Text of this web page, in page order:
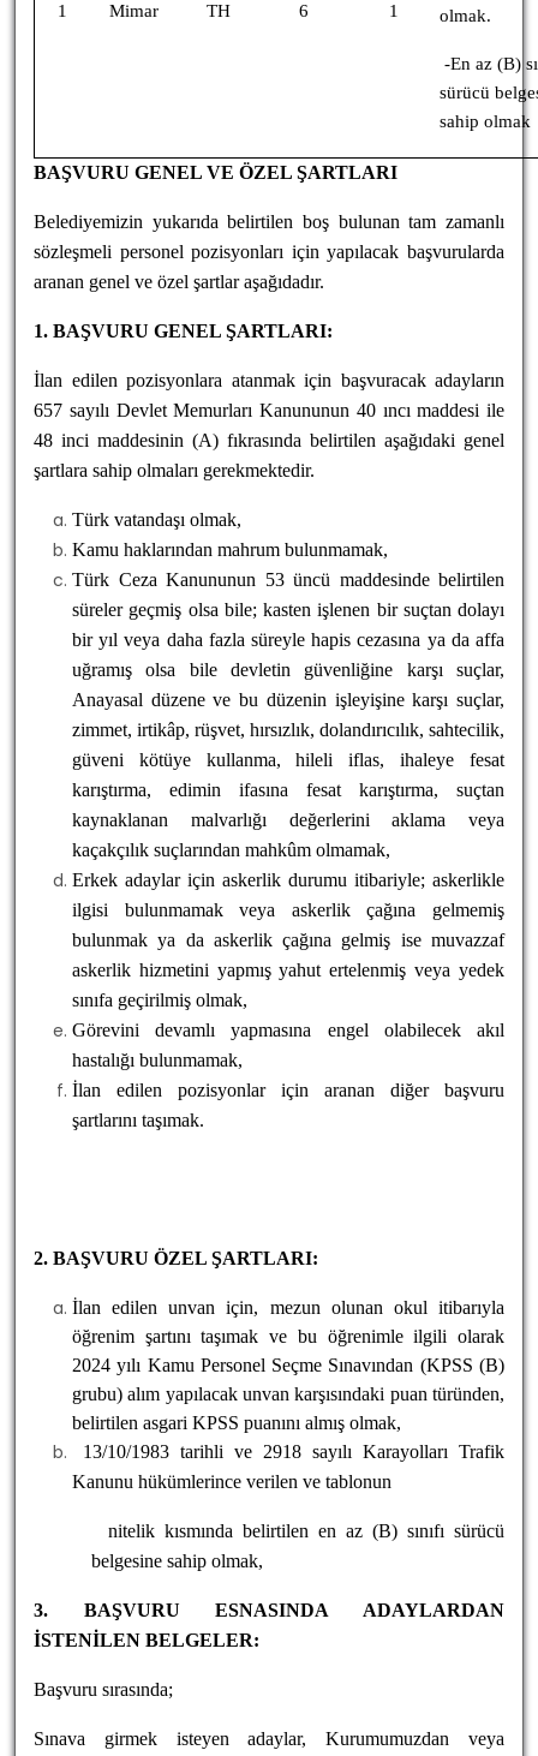
1 Mimar TH 6 1
olmak.
-En az (B)
sürücü
sahip olmak
BAŞVURU GENEL VE ÖZEL ŞARTLARI
Belediyemizin yukarıda belirtilen boş bulunan tam zamanlı
sözleşmeli personel pozisyonları için yapılacak başvurularda
aranan genel ve özel şartlar aşağıdadır.
1. BAŞVURU GENEL ŞARTLARI:
İlan edilen pozisyonlara atanmak için başvuracak adayların
657 sayılı Devlet Memurları Kanununun 40 ıncı maddesi ile
48 inci maddesinin (A) fıkrasında belirtilen aşağıdaki genel
şartlara sahip olmaları gerekmektedir.
Türk vatandaşı olmak,
Kamu haklarından mahrum bulunmamak,
Türk Ceza Kanununun 53 üncü maddesinde belirtilen
süreler geçmiş olsa bile; kasten işlenen bir suçtan dolayı
bir yıl veya daha fazla süreyle hapis cezasına ya da affa
uğramış olsa bile devletin güvenliğine karşı suçlar,
Anayasal düzene ve bu düzenin işleyişine karşı suçlar,
zimmet, irtikâp, rüşvet, hırsızlık, dolandırıcılık, sahtecilik,
güveni kötüye kullanma, hileli iflas, ihaleye fesat
karıştırma, edimin ifasına fesat karıştırma, suçtan
kaynaklanan malvarlığı değerlerini aklama veya
kaçakçılık suçlarından mahkûm olmamak,
Erkek adaylar için askerlik durumu itibariyle; askerlikle
ilgisi bulunmamak veya askerlik çağına gelmemiş
bulunmak ya da askerlik çağına gelmiş ise muvazzaf
askerlik hizmetini yapmış yahut ertelenmiş veya yedek
sınıfa geçirilmiş olmak,
Görevini devamlı yapmasına engel olabilecek akıl
hastalığı bulunmamak,
İlan edilen pozisyonlar için aranan diğer başvuru
şartlarını taşımak.
2. BAŞVURU ÖZEL ŞARTLARI:
İlan edilen unvan için, mezun olunan okul itibarıyla
öğrenim şartını taşımak ve bu öğrenimle ilgili olarak
2024 yılı Kamu Personel Seçme Sınavından (KPSS (B)
grubu) alım yapılacak unvan karşısındaki puan türünden,
belirtilen asgari KPSS puanını almış olmak,
13/10/1983 tarihli ve 2918 sayılı Karayolları Trafik
Kanunu hükümlerince verilen ve tablonun
nitelik kısmında belirtilen en az (B) sınıfı sürücü
belgesine sahip olmak,
3. BAŞVURU ESNASINDA ADAYLARDAN
İSTENİLEN BELGELER:
Başvuru sırasında;
Sınava girmek isteyen adaylar, Kurumumuzdan veya